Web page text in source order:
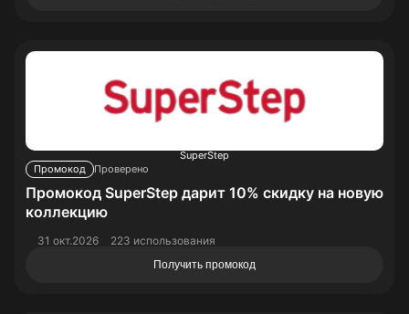
SuperStep
Промокод
Проверено
Промокод SuperStep дарит 10% скидку на новую
коллекцию
31 окт.2026 223 использования
Получить промокод